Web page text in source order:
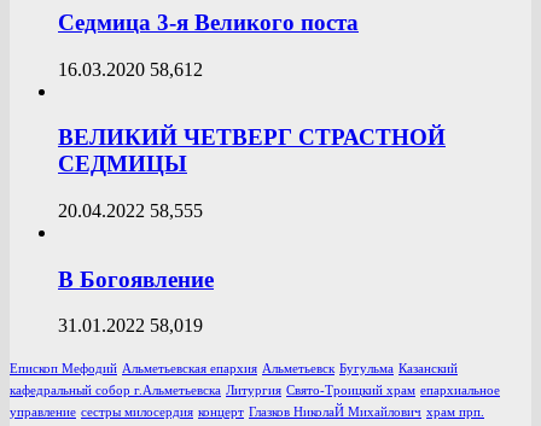
Седмица 3-я Великого поста
16.03.2020 58,612
ВЕЛИКИЙ ЧЕТВЕРГ СТРАСТНОЙ
СЕДМИЦЫ
20.04.2022 58,555
В Богоявление
31.01.2022 58,019
Епископ Мефодий Альметьевская епархия Альметьевск Бугульма Казанский
кафедральный собор г.Альметьевска Литургия Свято-Троицкий храм епархиальное
управление сестры милосердия концерт Глазков НиколаЙ Михайлович храм прп.